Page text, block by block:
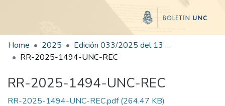
Home 2025
Edición 033/2025 del 13 de agosto de 2025
RR-2025-1494-UNC-REC
RR-2025-1494-UNC-REC
RR-2025-1494-UNC-REC.pdf(264.47 KB)